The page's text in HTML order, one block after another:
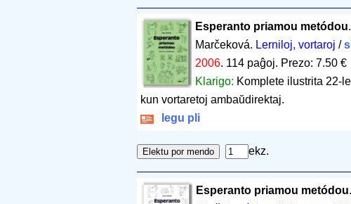
Esperanto priamou metódou.
Marčeková. Lerniloj, vortaroj /
2006. 114 paĝoj. Prezo: 7.50 €
Klarigo: Komplete ilustrita 22-
kun vortaretoj ambaŭdirektaj.
legu pli
ekz.
Esperanto priamou metódou.